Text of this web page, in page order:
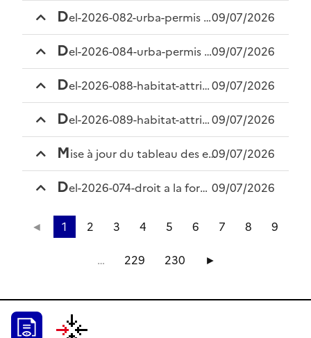
del-2026-082-urba-permis de louer caudrot 09/07/2026
del-2026-084-urba-permis de louer sfl 09/07/2026
del-2026-088-habitat-attribution subvention gaillard 09/07/2026
del-2026-089-habitat-attribution subvention miramont 09/07/2026
mise à jour du tableau des effectifs 09/07/2026
del-2026-074-droit a la formation des elus 09/07/2026
◄ 1 2 3 4 5 6 7 8
9
…
229 230 ►